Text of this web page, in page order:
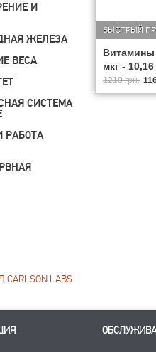
И
ЖЕЛЕЗА
ВЕСА
СИСТЕМА
РАБОТА
Витамины
мкг -
БЫСТРЫЙ
1210 грн.
LABS